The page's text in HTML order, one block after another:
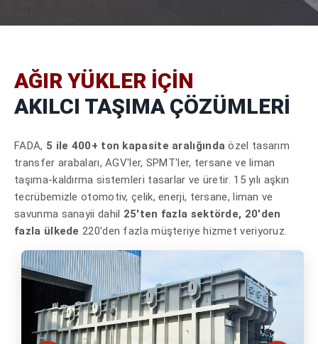
AĞIR YÜKLER İÇİN
AKILCI TAŞIMA ÇÖZÜMLERİ
FADA, 5 ile 400+ ton kapasite aralığında özel tasarım
transfer arabaları, AGV'ler, SPMT'ler, tersane ve liman
taşıma-kaldırma sistemleri tasarlar ve üretir. 15 yılı aşkın
tecrübemizle otomotiv, çelik, enerji, tersane, liman ve
savunma sanayii dahil 25'ten fazla sektörde, 20'den
fazla ülkede 220'den fazla müşteriye hizmet veriyoruz.